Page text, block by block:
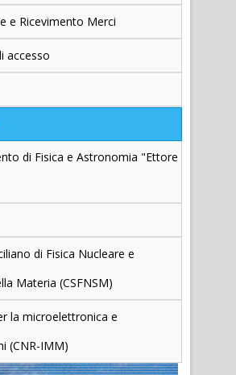
e Ricevimento Merci
accesso
di Fisica e Astronomia "Ettore
di Fisica Nucleare e
Materia (CSFNSM)
la microelettronica e
(CNR-IMM)